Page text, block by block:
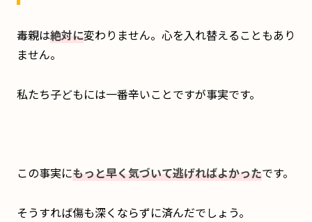
毒親は絶対に変わりません。心を入れ替えることもあり
ません。
私たち子どもには一番辛いことですが事実です。
この事実にもっと早く気づいて逃げればよかったです。
そうすれば傷も深くならずに済んだでしょう。